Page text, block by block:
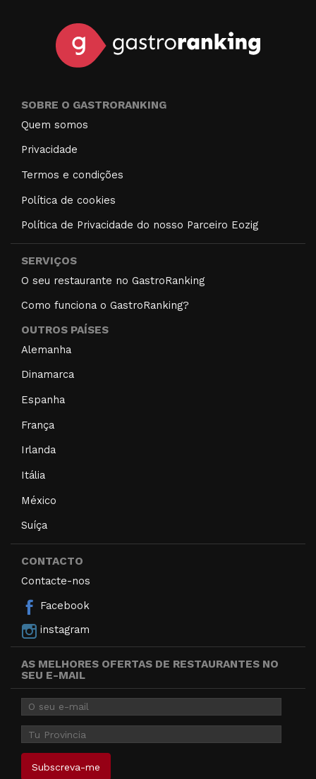
SOBRE O GASTRORANKING
Quem somos
Privacidade
Termos e condições
Política de cookies
Política de Privacidade do nosso Parceiro Eozig
SERVIÇOS
O seu restaurante no GastroRanking
Como funciona o GastroRanking?
OUTROS PAÍSES
Alemanha
Dinamarca
Espanha
França
Irlanda
Itália
México
Suíça
CONTACTO
Contacte-nos
Facebook
instagram
AS MELHORES OFERTAS DE RESTAURANTES NO
SEU E-MAIL